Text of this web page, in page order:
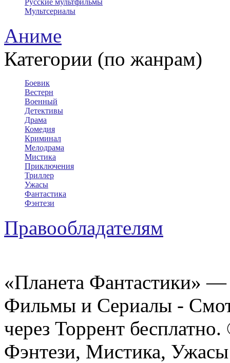
Мультсериалы
Аниме
Категории (по жанрам)
Боевик
Вестерн
Военный
Детективы
Драма
Комедия
Криминал
Мелодрама
Мистика
Приключения
Триллер
Ужасы
Фантастика
Фэнтези
Правообладателям
«Планета Фантастики»
Фильмы и Сериалы -
через Торрент
Фэнтези, Мистика,